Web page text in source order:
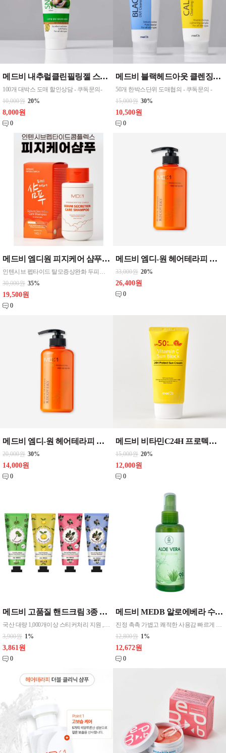
메드비 내추럴클린필링젤 스네일 , 히알루론산 , 콜라겐 100ml 선택 1 화장품
100개 대박스 도매 할인상담 - 쿠독문의-
10,000원 20%
8,000원
0
메드비 블랙헤드아웃 클렌징폼, 깔라만시클렌징폼 2가지중 택 1 / 180ml 튜브형 CPNP 화장품
50개 한박스단위 도매협의 - 쿠독문의 -
15,000원 30%
10,500원
0
메드비 엠디원 피지케어 샴푸 500ml 1개
인텐시브 펩타이드 탈모증상완화 두피보호 두피트러블 비듬 가려운두피 모발영양 집중케어 열감 시원 진정성분 염증억제 문주란
30,000원 35%
19,500원
0
메드비 엠디-원 헤어테라피 미라클 리커버리 샴푸 , 컨디셔너 선택 할인 500ml CPNP
33,000원 20%
26,400원
0
메드비 엠디-원 헤어테라피 미라클 리커버리 샴푸 , 컨디셔너 선택 1 500ml CPNP
20,000원 30%
14,000원
0
메드비 비타민C24H 프로텍트 선크림 썬크림 70ml 1개
15,000원 20%
12,000원
0
메드비 고품질 핸드크림 3종 풋크림 1종 선택 CPNP
국산 대량 1,000개이상 스티커처리 지원 , 특판물량상담
3,900원 1%
3,861원
0
메드비 MEDB 알로에베라 수딩 미스트 150ml 1개 대량물량 네고가능
진정 촉촉 가볍고 쾌적한 사용감 빠르게 흡수 보습 릴렉싱 천연재료 쿨링효과 피부보습 힐링효과 민감피부도가능
12,800원 1%
12,672원
0